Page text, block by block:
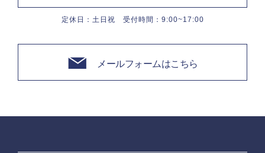
定休日：土日祝 受付時間：9:00~17:00
メールフォームはこちら